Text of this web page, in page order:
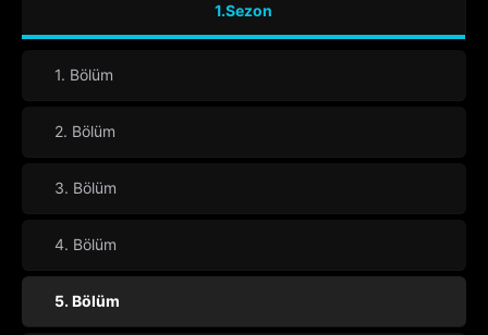
1.Sezon
1. Bölüm
2. Bölüm
3. Bölüm
4. Bölüm
5. Bölüm